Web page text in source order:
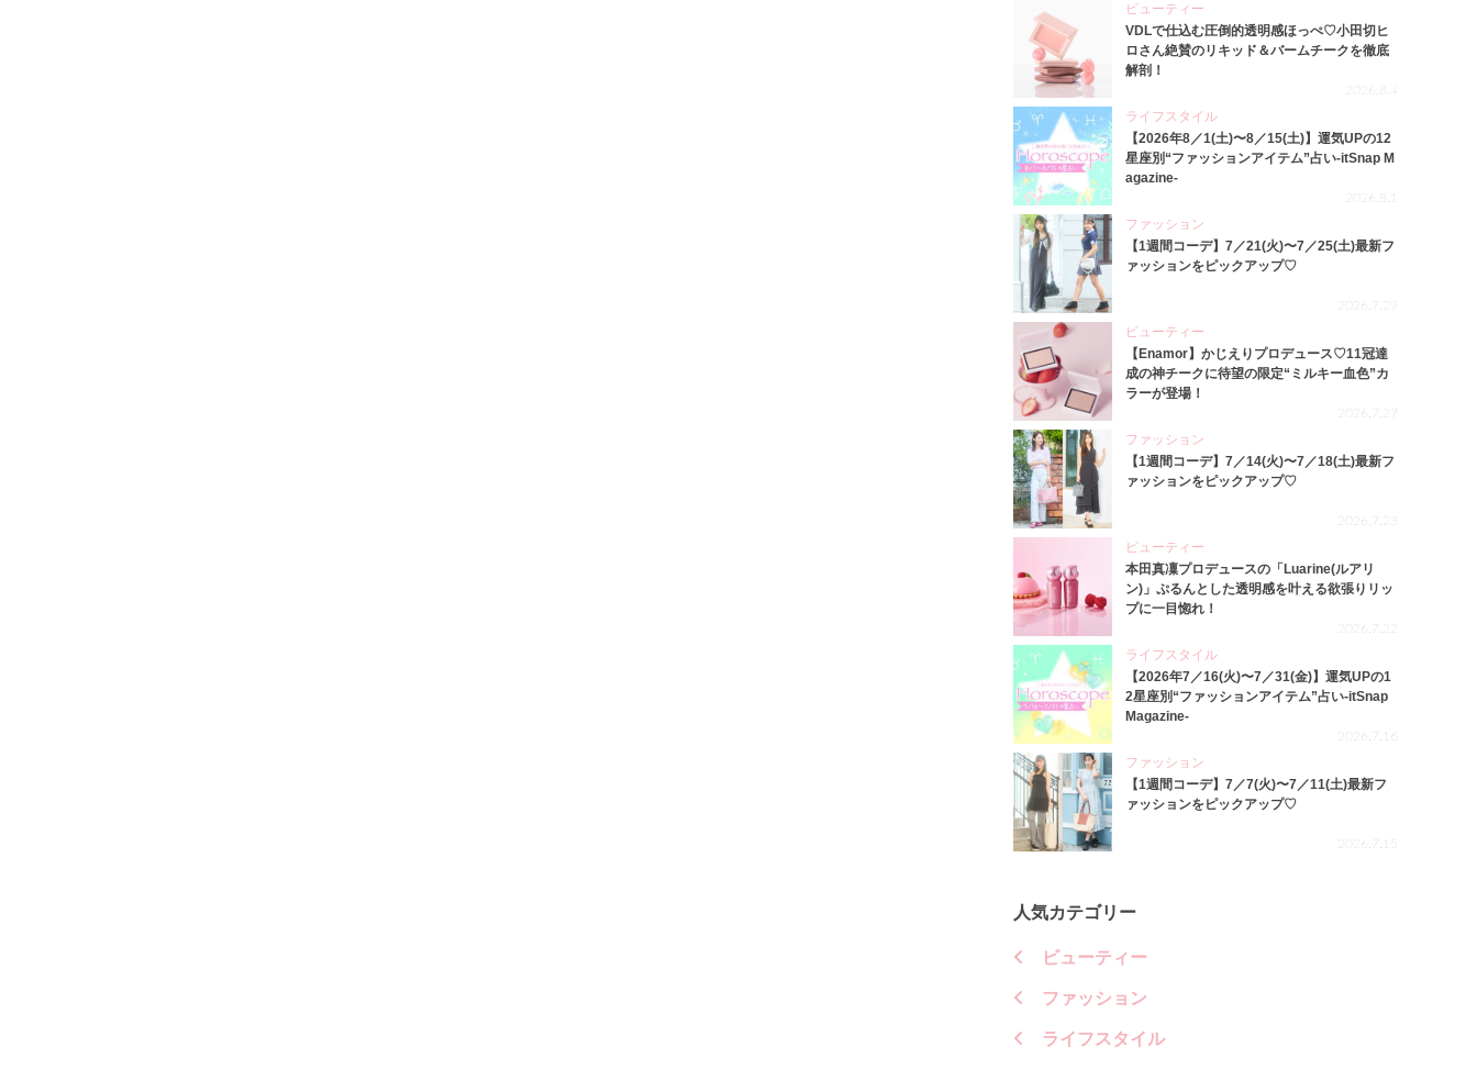
ビューティー
VDLで仕込む圧倒的透明感ほっぺ♡小田切ヒ
ロさん絶賛のリキッド＆バームチークを徹底
解剖！
2026.8.4
ライフスタイル
【2026年8／1(土)〜8／15(土)】運気UPの12
星座別“ファッションアイテム”占い-itSnap M
agazine-
2026.8.1
ファッション
【1週間コーデ】7／21(火)〜7／25(土)最新フ
ァッションをピックアップ♡
2026.7.29
ビューティー
【Enamor】かじえりプロデュース♡11冠達
成の神チークに待望の限定“ミルキー血色”カ
ラーが登場！
2026.7.27
ファッション
【1週間コーデ】7／14(火)〜7／18(土)最新フ
ァッションをピックアップ♡
2026.7.23
ビューティー
本田真凜プロデュースの「Luarine(ルアリ
ン)」ぷるんとした透明感を叶える欲張りリッ
プに一目惚れ！
2026.7.22
ライフスタイル
【2026年7／16(火)〜7／31(金)】運気UPの1
2星座別“ファッションアイテム”占い-itSnap
Magazine-
2026.7.16
ファッション
【1週間コーデ】7／7(火)〜7／11(土)最新フ
ァッションをピックアップ♡
2026.7.15
人気カテゴリー
ビューティー
ファッション
ライフスタイル